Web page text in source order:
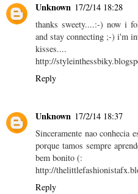
Unknown 17/2/14 18:28
thanks sweety....:-) now i
and stay connecting ;-) i'm
kisses....
http://
Reply
Unknown 17/2/14 18:37
Sinceramente nao conhecia
porque tamos sempre
bem bonito (:
http://
Reply